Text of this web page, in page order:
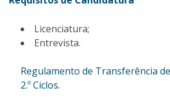
Licenciatura;
Entrevista.
Regulamento de Transferência de
2.º Ciclos.